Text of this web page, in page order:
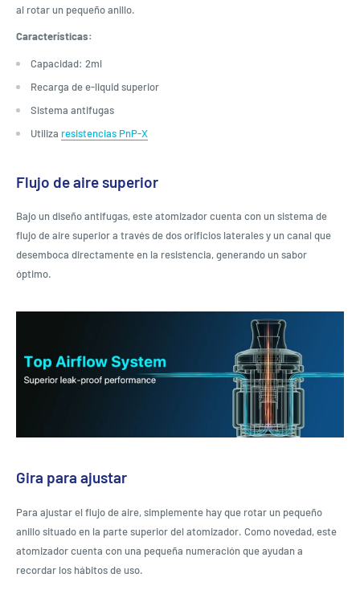
al rotar un pequeño anillo.
Características:
Capacidad: 2ml
Recarga de e-liquid superior
Sistema antifugas
Utiliza resistencias PnP-X
Flujo de aire superior
Bajo un diseño antifugas, este atomizador cuenta con un sistema de
flujo de aire superior a través de dos orificios laterales y un canal que
desemboca directamente en la resistencia, generando un sabor
óptimo.
Gira para ajustar
Para ajustar el flujo de aire, simplemente hay que rotar un pequeño
anillo situado en la parte superior del atomizador. Como novedad, este
atomizador cuenta con una pequeña numeración que ayudan a
recordar los hábitos de uso.